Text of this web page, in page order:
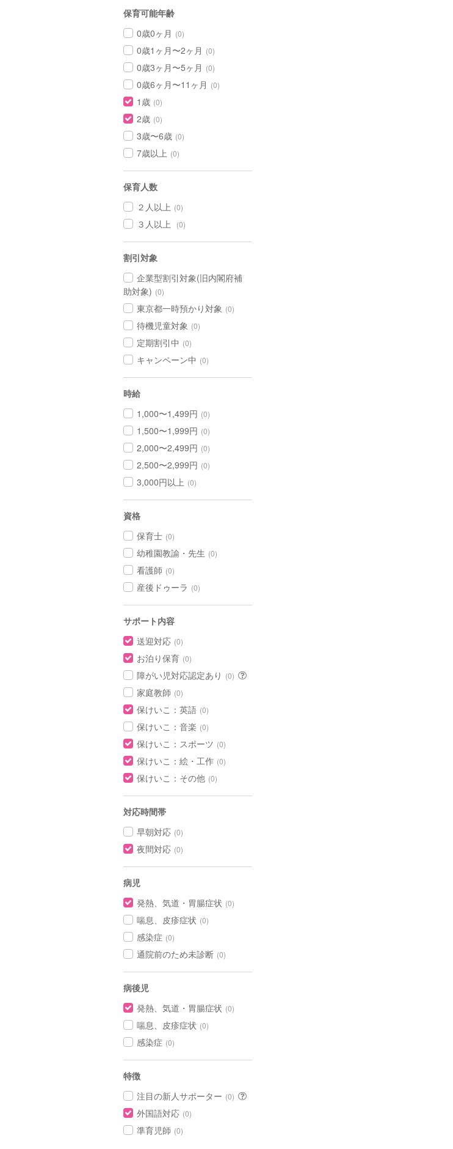
保育可能年齢
0歳0ヶ月 (0)
0歳1ヶ月〜2ヶ月 (0)
0歳3ヶ月〜5ヶ月 (0)
0歳6ヶ月〜11ヶ月 (0)
1歳 (0)
2歳 (0)
3歳〜6歳 (0)
7歳以上 (0)
保育人数
２人以上 (0)
３人以上 (0)
割引対象
企業型割引対象(旧内閣府補
助対象) (0)
東京都一時預かり対象 (0)
待機児童対象 (0)
定期割引中 (0)
キャンペーン中 (0)
時給
1,000〜1,499円 (0)
1,500〜1,999円 (0)
2,000〜2,499円 (0)
2,500〜2,999円 (0)
3,000円以上 (0)
資格
保育士 (0)
幼稚園教諭・先生 (0)
看護師 (0)
産後ドゥーラ (0)
サポート内容
送迎対応 (0)
お泊り保育 (0)
障がい児対応認定あり (0)
家庭教師 (0)
保けいこ：英語 (0)
保けいこ：音楽 (0)
保けいこ：スポーツ (0)
保けいこ：絵・工作 (0)
保けいこ：その他 (0)
対応時間帯
早朝対応 (0)
夜間対応 (0)
病児
発熱、気道・胃腸症状 (0)
喘息、皮疹症状 (0)
感染症 (0)
通院前のため未診断 (0)
病後児
発熱、気道・胃腸症状 (0)
喘息、皮疹症状 (0)
感染症 (0)
特徴
注目の新人サポーター (0)
外国語対応 (0)
準育児師 (0)